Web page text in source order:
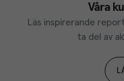
Våra
Läs inspirerande
ta del av